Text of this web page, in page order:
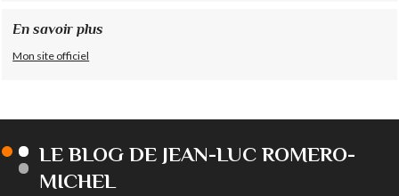
En savoir plus
Mon site officiel
LE BLOG DE JEAN-LUC ROMERO-
MICHEL